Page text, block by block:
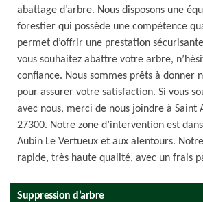
abattage d’arbre. Nous disposons une
forestier qui possède une compétence
permet d’offrir une prestation
vous souhaitez abattre votre arbre,
confiance. Nous sommes prêts à donner
pour assurer votre satisfaction. Si vous
avec nous, merci de nous joindre à Saint
27300. Notre zone d’intervention est
Aubin Le Vertueux et aux alentours.
rapide, très haute qualité, avec un frais
Suppression d’arbre